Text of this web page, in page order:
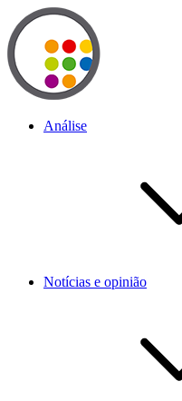
Análise
Notícias e opinião